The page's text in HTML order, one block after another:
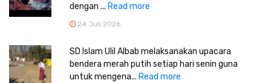
dengan ... Read more
24 Juli 2026
SD Islam Ulil Albab melaksanakan upacara
bendera merah putih setiap hari senin guna
untuk mengena... Read more